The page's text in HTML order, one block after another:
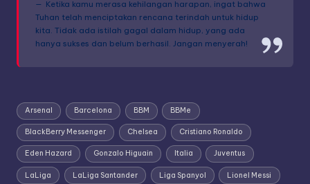
Ketika kamu merasa kehilangan harapan, ingat bahwa
Tuhan telah menciptakan rencana terindah untuk hidup
kita. Tidak ada istilah gagal dalam hidup, yang ada
hanya sukses dan belum berhasil. Jangan menyerah!
Arsenal Barcelona BBM BBMe
BlackBerry Messenger Chelsea Cristiano Ronaldo
Eden Hazard Gonzalo Higuain Italia Juventus
LaLiga LaLiga Santander Liga Spanyol Lionel Messi